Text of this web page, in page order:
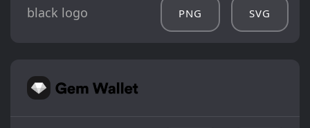
black logo PNG SVG